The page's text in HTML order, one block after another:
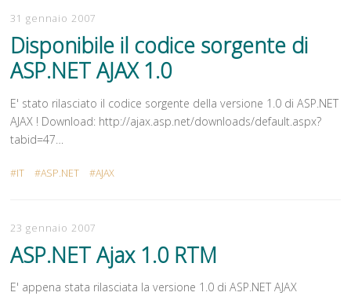
31 gennaio 2007
Disponibile il codice sorgente di
ASP.NET AJAX 1.0
E' stato rilasciato il codice sorgente della versione 1.0 di ASP.NET
AJAX ! Download: http://ajax.asp.net/downloads/default.aspx?
tabid=47…
IT ASP.NET AJAX
23 gennaio 2007
ASP.NET Ajax 1.0 RTM
E' appena stata rilasciata la versione 1.0 di ASP.NET AJAX